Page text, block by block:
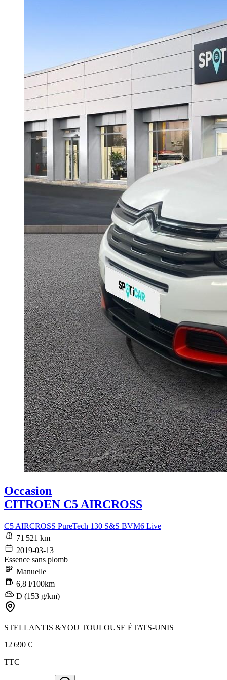
Occasion
CITROEN C5 AIRCROSS
C5 AIRCROSS PureTech 130 S&S BVM6 Live
71 521 km
2019-03-13
Essence sans plomb
Manuelle
6,8 l/100km
D (153 g/km)
STELLANTIS &YOU TOULOUSE ÉTATS-UNIS
12 690 €
TTC